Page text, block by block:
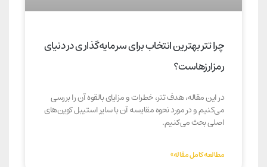
چرا تتر بهترین انتخاب برای سرمایه‌گذاری در دنیای
رمزارزهاست؟
در این مقاله، هدف تتر، خطرات و مزایای بالقوه آن را بررسی
می‌کنیم و در مورد نحوه مقایسه آن با سایر استیبل کوین‌های
اصلی بحث می‌کنیم.
مطالعه کامل مقاله»